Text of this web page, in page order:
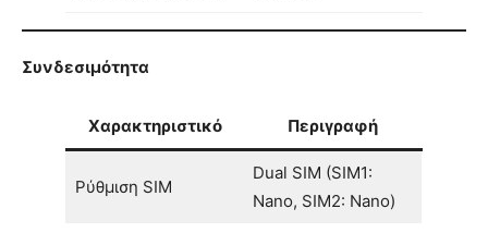
Συνδεσιμότητα
Χαρακτηριστικό Περιγραφή
Ρύθμιση SIM
Dual SIM (SIM1:
Nano, SIM2: Nano)